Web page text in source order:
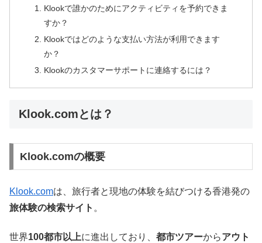
Klookで誰かのためにアクティビティを予約できま
すか？
Klookではどのような支払い方法が利用できます
か？
Klookのカスタマーサポートに連絡するには？
Klook.comとは？
Klook.comの概要
Klook.comは、旅行者と現地の体験を結びつける香港発の
旅体験の検索サイト 。
世界100都市以上に進出しており、 都市ツアーからアウト